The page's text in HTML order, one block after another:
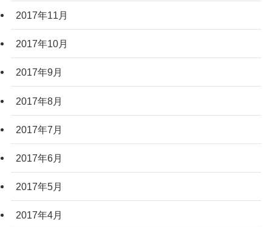
2017年11月
2017年10月
2017年9月
2017年8月
2017年7月
2017年6月
2017年5月
2017年4月